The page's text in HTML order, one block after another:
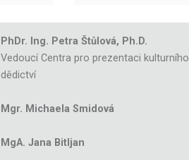
PhDr. Ing. Petra Štůlová, Ph.D.
Vedoucí Centra pro prezentaci kulturního
dědictví
Mgr. Michaela Smidová
MgA. Jana Bitljan